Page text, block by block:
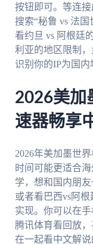
按钮即可。等连接
搜索“秘鲁 vs 法
看约旦 vs 阿根廷
利亚的地区限制
识别你的IP为国内
2026美加
速器畅享
2026年美加墨世
时间可能更适合
学，想和国内朋
或者看巴西vs阿
实现。你可以在
腾讯体育看回放
在一起看中文解